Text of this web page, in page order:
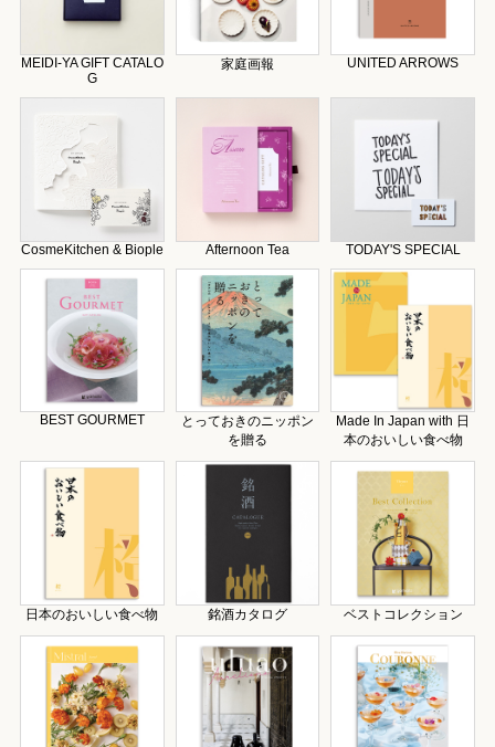
MEIDI-YA GIFT CATALO
G
家庭画報 UNITED ARROWS
CosmeKitchen & Biople Afternoon Tea TODAY'S SPECIAL
BEST GOURMET
とっておきのニッポン
を贈る
Made In Japan with 日
本のおいしい食べ物
日本のおいしい食べ物 銘酒カタログ ベストコレクション